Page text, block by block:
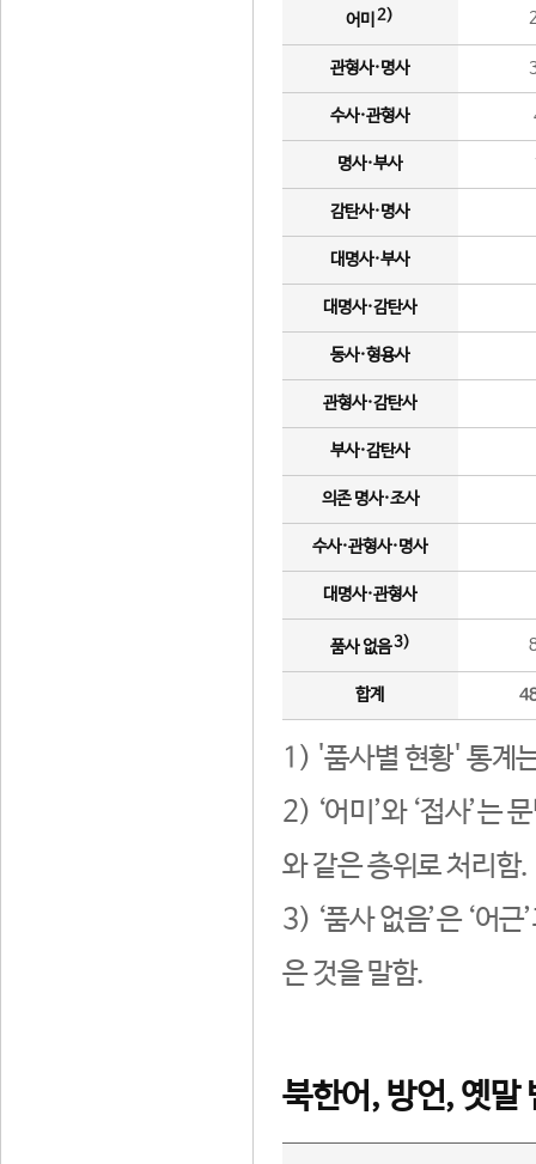
어미 2)
관형사·명사
수사·관형사
명사·부사
감탄사·명사
대명사·부사
대명사·감탄사
동사·형용사
관형사·감탄사
부사·감탄사
의존 명사·조사
수사·관형사·명사
대명사·관형사
품사 없음3)
합계
1) '품사별 현황' 통계
2) ‘어미’와 ‘접사’는
와 같은 층위로 처리함.
3) ‘품사 없음’은 ‘어
은 것을 말함.
북한어, 방언, 옛말